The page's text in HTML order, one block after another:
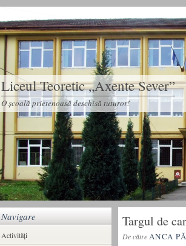
Liceul Teoretic „Axente Sever”
O școală prietenoasă deschisă tuturor!
Targul de
De cătreANCA
Navigare
Activități